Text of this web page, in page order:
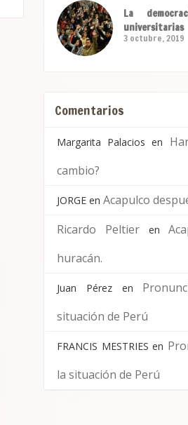
La
universitarias
3 octubre, 2019
Comentarios
Margarita Palacios en
cambio?
JORGE en Acapulco
Ricardo Peltieren
huracán.
Juan Pérezen
situación de Perú
FRANCIS MESTRIES en
la situación de Perú